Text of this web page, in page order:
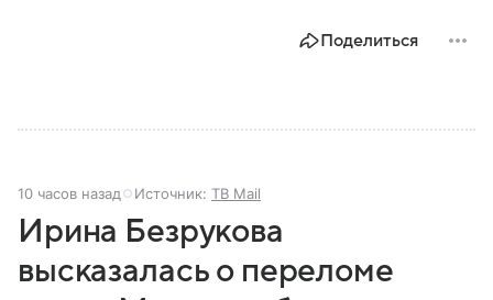
Поделиться
10 часов назад Источник: ТВ Mail
Ирина Безрукова
высказалась о переломе